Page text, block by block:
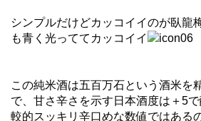
シンプルだけどカッコイイのが臥龍
も青く光っててカッコイイ
この純米酒は五百万石という酒米を
で、甘さ辛さを示す日本酒度は＋5
較的スッキリ辛口めな数値ではある